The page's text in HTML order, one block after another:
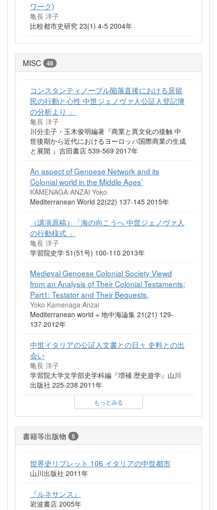
ワーク)
亀長 洋子
比較都市史研究 23(1) 4-5 2004年
MISC 48
コンスタンティノープル陥落直後における居留
民の行動と心性 中世ジェノヴァ人公証人登記簿
の分析より 」
亀長 洋子
川分圭子・玉木俊明編著『商業と異文化の接触 中
世後期から近代におけるヨーロッパ国際商業の生成
と展開 』吉田書店 539-569 2017年
An aspect of Genoese Network and its
Colonial world in the Middle Ages’
KAMENAGA-ANZAI Yoko
Mediterranean World 22(22) 137-145 2015年
（講演原稿）「海の向こうへ 中世ジェノヴァ人
の行動様式 」
亀長 洋子
学習院史学 51(51号) 100-110 2013年
Medieval Genoese Colonial Society Viewd
from an Analysis of Their Colonial Testaments;
Part1: Testator and Their Bequests,
Yoko Kamenaga Anzai
Mediterranean world = 地中海論集 21(21) 129-
137 2012年
中世イタリアの公証人文書との日々 史料との出
会い
亀長 洋子
学習院大学文学部史学科編『増補 歴史遊学』山川
出版社 225-238 2011年
もっとみる
書籍等出版物 5
世界史リブレット 106 イタリアの中世都市
山川出版社 2011年
『ルネサンス』
岩波書店 2005年